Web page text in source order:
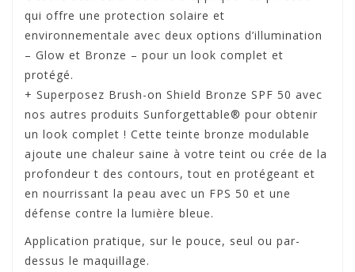
qui offre une protection solaire et
environnementale avec deux options d’illumination
– Glow et Bronze – pour un look complet et
protégé.
+ Superposez Brush-on Shield Bronze SPF 50 avec
nos autres produits Sunforgettable® pour obtenir
un look complet ! Cette teinte bronze modulable
ajoute une chaleur saine à votre teint ou crée de la
profondeur t des contours, tout en protégeant et
en nourrissant la peau avec un FPS 50 et une
défense contre la lumière bleue.
Application pratique, sur le pouce, seul ou par-
dessus le maquillage.